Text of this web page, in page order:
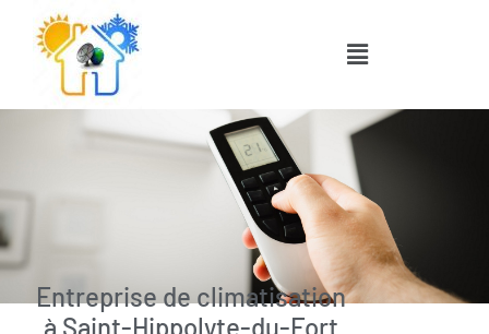
Entreprise de climatisation
à Saint-Hippolyte-du-Fort